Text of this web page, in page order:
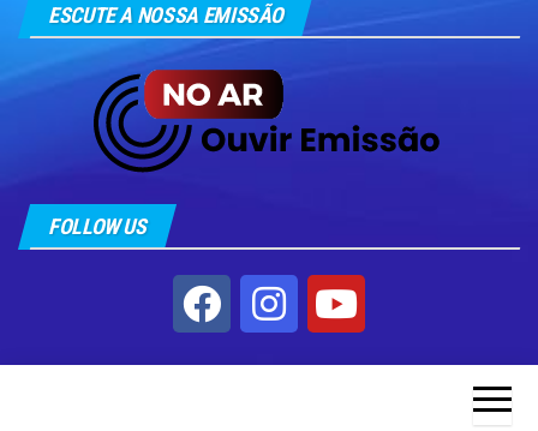
ESCUTE A NOSSA EMISSÃO
FOLLOW US